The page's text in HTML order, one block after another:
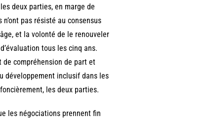
deux parties, en marge de
pas résisté au consensus
et la volonté de le renouveler
tous les cinq ans.
de compréhension de part et
développement inclusif dans les
les deux parties.
les négociations prennent fin